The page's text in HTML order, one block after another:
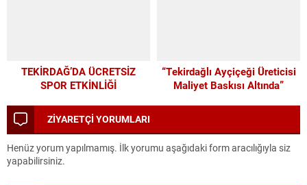
TEKİRDAĞ’DA ÜCRETSİZ
SPOR ETKİNLİĞİ
“Tekirdağlı Ayçiçeği Üreticisi
Maliyet Baskısı Altında”
ZİYARETÇİ YORUMLARI
Henüz yorum yapılmamış. İlk yorumu aşağıdaki form aracılığıyla siz
yapabilirsiniz.